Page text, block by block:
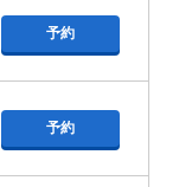
予約
予約